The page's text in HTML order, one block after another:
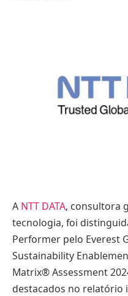
A NTT DATA, consultora
tecnologia, foi
Performer pelo Everest
Sustainability
Matrix® Assessment
destacados no relatório